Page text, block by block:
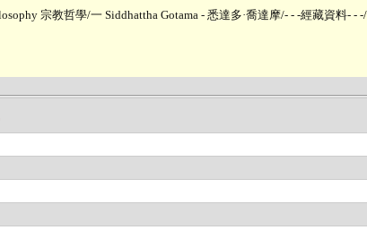
宗教哲學/一 Siddhattha Gotama - 悉達多·喬達摩/- - -經藏資料- - -/